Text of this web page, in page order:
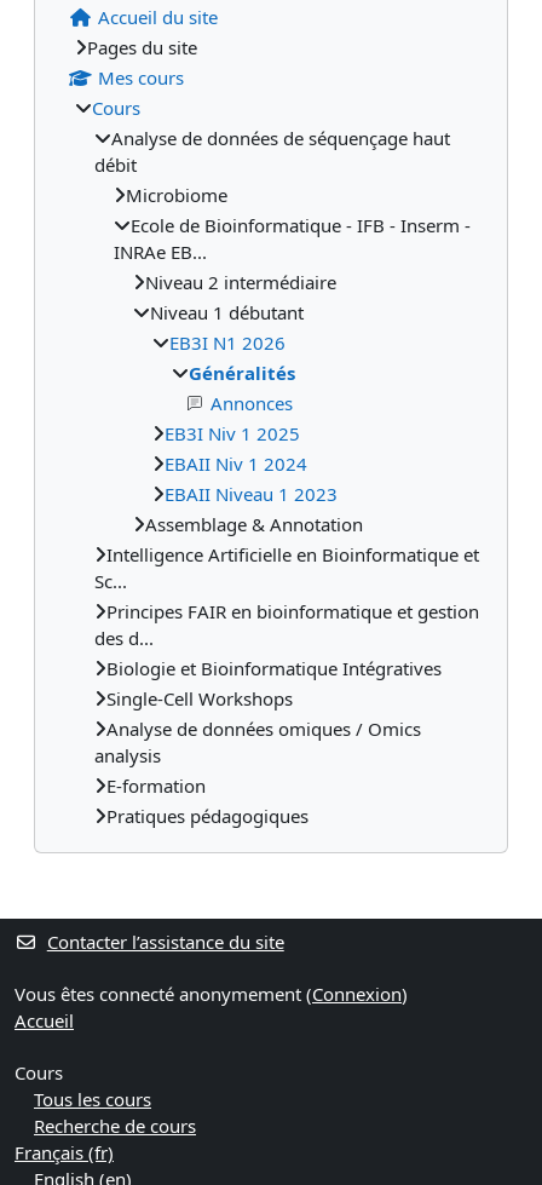
Accueil du site
Pages du site
Mes cours
Cours
Analyse de données de séquençage haut
débit
Microbiome
Ecole de Bioinformatique - IFB - Inserm -
INRAe EB...
Niveau 2 intermédiaire
Niveau 1 débutant
EB3I N1 2026
Généralités
Annonces
EB3I Niv 1 2025
EBAII Niv 1 2024
EBAII Niveau 1 2023
Assemblage & Annotation
Intelligence Artificielle en Bioinformatique et
Sc...
Principes FAIR en bioinformatique et gestion
des d...
Biologie et Bioinformatique Intégratives
Single-Cell Workshops
Analyse de données omiques / Omics
analysis
E-formation
Pratiques pédagogiques
Contacter l’assistance du site
Vous êtes connecté anonymement (Connexion)
Accueil
Cours
Tous les cours
Recherche de cours
Français ‎(fr)‎
English ‎(en)‎